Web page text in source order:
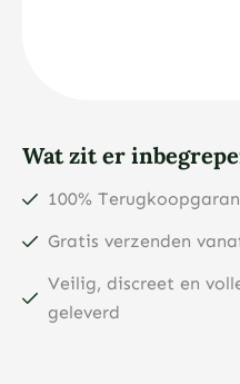
Wat zit er
100%
Gratis verzenden
Veilig, discreet en
geleverd